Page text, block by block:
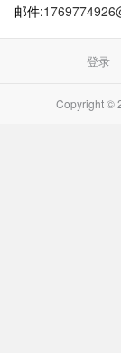
邮件:
登录
Copyright ©